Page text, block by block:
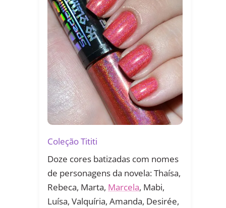
Coleção Tititi
Doze cores batizadas com nomes
de personagens da novela: Thaísa,
Rebeca, Marta, Marcela, Mabi,
Luísa, Valquíria, Amanda, Desirée,